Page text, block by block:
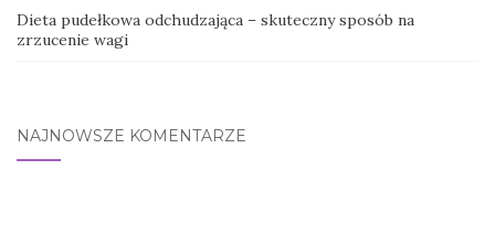
Dieta pudełkowa odchudzająca – skuteczny sposób na
zrzucenie wagi
NAJNOWSZE KOMENTARZE